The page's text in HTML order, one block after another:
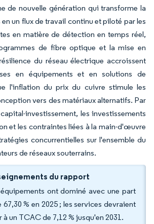
de nouvelle génération qui transforme la
un flux de travail continu et piloté par les
en matière de détection en temps réel,
de fibre optique et la mise en
du réseau électrique accroissent
en équipements et en solutions de
l'inflation du prix du cuivre stimule les
vers des matériaux alternatifs. Par
investissement, les investissements
et les contraintes liées à la main-d'œuvre
concurrentielles sur l'ensemble du
de réseaux souterrains.
du rapport
ont dominé avec une part
67,30 % en 2025 ; les services devraient
un TCAC de 7,12 % jusqu'en 2031.